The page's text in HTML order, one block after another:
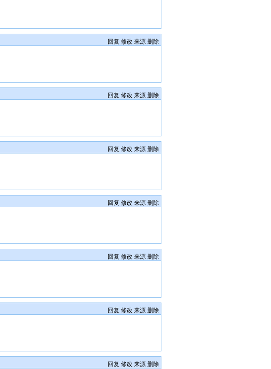
回复 修改 来源 删除
回复 修改 来源 删除
回复 修改 来源 删除
回复 修改 来源 删除
回复 修改 来源 删除
回复 修改 来源 删除
回复 修改 来源 删除